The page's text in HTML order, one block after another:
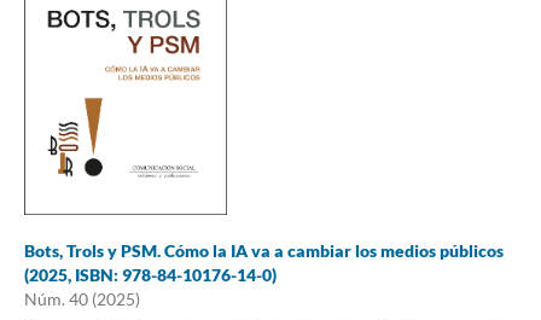
Bots, Trols y PSM. Cómo la IA va a cambiar los medios públicos
(2025, ISBN: 978-84-10176-14-0)
Núm. 40 (2025)